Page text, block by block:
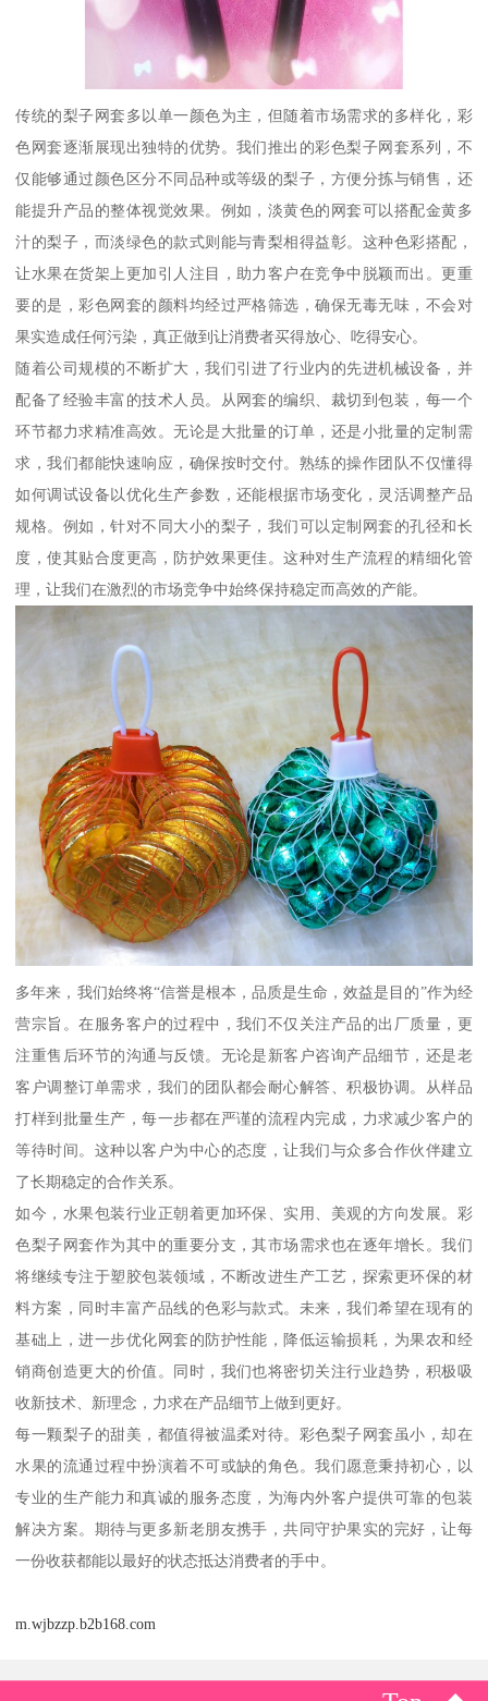
传统的梨子网套多以单一颜色为主，但随着市场需求的多样化，彩
色网套逐渐展现出独特的优势。我们推出的彩色梨子网套系列，不
仅能够通过颜色区分不同品种或等级的梨子，方便分拣与销售，还
能提升产品的整体视觉效果。例如，淡黄色的网套可以搭配金黄多
汁的梨子，而淡绿色的款式则能与青梨相得益彰。这种色彩搭配，
让水果在货架上更加引人注目，助力客户在竞争中脱颖而出。更重
要的是，彩色网套的颜料均经过严格筛选，确保无毒无味，不会对
果实造成任何污染，真正做到让消费者买得放心、吃得安心。
随着公司规模的不断扩大，我们引进了行业内的先进机械设备，并
配备了经验丰富的技术人员。从网套的编织、裁切到包装，每一个
环节都力求精准高效。无论是大批量的订单，还是小批量的定制需
求，我们都能快速响应，确保按时交付。熟练的操作团队不仅懂得
如何调试设备以优化生产参数，还能根据市场变化，灵活调整产品
规格。例如，针对不同大小的梨子，我们可以定制网套的孔径和长
度，使其贴合度更高，防护效果更佳。这种对生产流程的精细化管
理，让我们在激烈的市场竞争中始终保持稳定而高效的产能。
多年来，我们始终将“信誉是根本，品质是生命，效益是目的”作为经
营宗旨。在服务客户的过程中，我们不仅关注产品的出厂质量，更
注重售后环节的沟通与反馈。无论是新客户咨询产品细节，还是老
客户调整订单需求，我们的团队都会耐心解答、积极协调。从样品
打样到批量生产，每一步都在严谨的流程内完成，力求减少客户的
等待时间。这种以客户为中心的态度，让我们与众多合作伙伴建立
了长期稳定的合作关系。
如今，水果包装行业正朝着更加环保、实用、美观的方向发展。彩
色梨子网套作为其中的重要分支，其市场需求也在逐年增长。我们
将继续专注于塑胶包装领域，不断改进生产工艺，探索更环保的材
料方案，同时丰富产品线的色彩与款式。未来，我们希望在现有的
基础上，进一步优化网套的防护性能，降低运输损耗，为果农和经
销商创造更大的价值。同时，我们也将密切关注行业趋势，积极吸
收新技术、新理念，力求在产品细节上做到更好。
每一颗梨子的甜美，都值得被温柔对待。彩色梨子网套虽小，却在
水果的流通过程中扮演着不可或缺的角色。我们愿意秉持初心，以
专业的生产能力和真诚的服务态度，为海内外客户提供可靠的包装
解决方案。期待与更多新老朋友携手，共同守护果实的完好，让每
一份收获都能以最好的状态抵达消费者的手中。
m.wjbzzp.b2b168.com